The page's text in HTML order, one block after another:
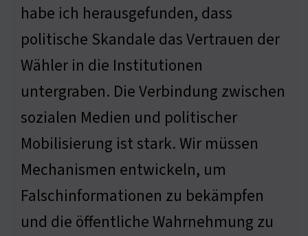
habe ich herausgefunden, dass
politische Skandale das Vertrauen der
Wähler in die Institutionen
untergraben. Die Verbindung zwischen
sozialen Medien und politischer
Mobilisierung ist stark. Wir müssen
Mechanismen entwickeln, um
Falschinformationen zu bekämpfen
und die öffentliche Wahrnehmung zu